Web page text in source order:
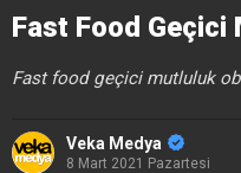
Fast Food Geçici
Fast food geçici mutluluk
Veka Medya
8 Mart 2021 Pazartesi